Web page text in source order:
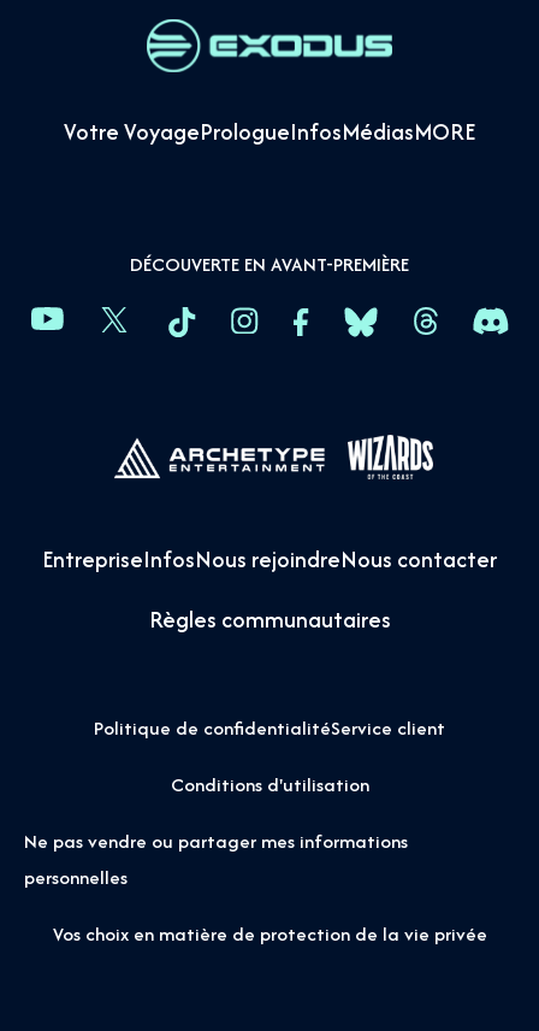
Votre VoyagePrologueInfosMédiasMORE
DÉCOUVERTE EN AVANT-PREMIÈRE
EntrepriseInfosNous rejoindreNous contacter
Règles communautaires
Politique de confidentialitéService client
Conditions d'utilisation
Ne pas vendre ou partager mes informations
personnelles
Vos choix en matière de protection de la vie privée